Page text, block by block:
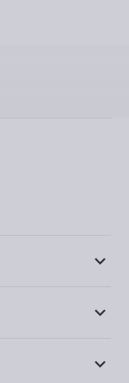
keyboard_arrow_down
keyboard_arrow_down
keyboard_arrow_down